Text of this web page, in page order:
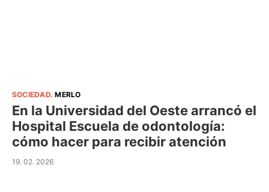
SOCIEDAD.MERLO
En la Universidad del Oeste arrancó el
Hospital Escuela de odontología:
cómo hacer para recibir atención
19. 02. 2026